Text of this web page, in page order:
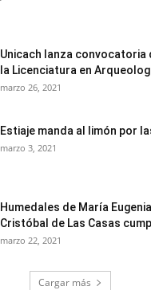
Unicach lanza convocatoria
la Licenciatura en
marzo 26, 2021
Estiaje manda al limón por
marzo 3, 2021
Humedales de María
Cristóbal de Las Casas
marzo 22, 2021
Cargar más